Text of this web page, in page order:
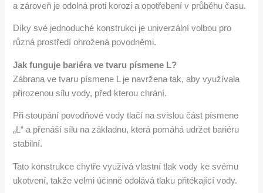
a zároveň je odolná proti korozi a opotřebení v průběhu času.
Díky své jednoduché konstrukci je univerzální volbou pro
různá prostředí ohrožená povodněmi.
Jak funguje bariéra ve tvaru písmene L?
Zábrana ve tvaru písmene L je navržena tak, aby využívala
přirozenou sílu vody, před kterou chrání.
Při stoupání povodňové vody tlačí na svislou část písmene
„L“ a přenáší sílu na základnu, která pomáhá udržet bariéru
stabilní.
Tato konstrukce chytře využívá vlastní tlak vody ke svému
ukotvení, takže velmi účinně odolává tlaku přitékající vody.